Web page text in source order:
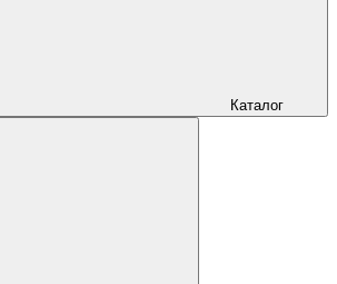
Каталог